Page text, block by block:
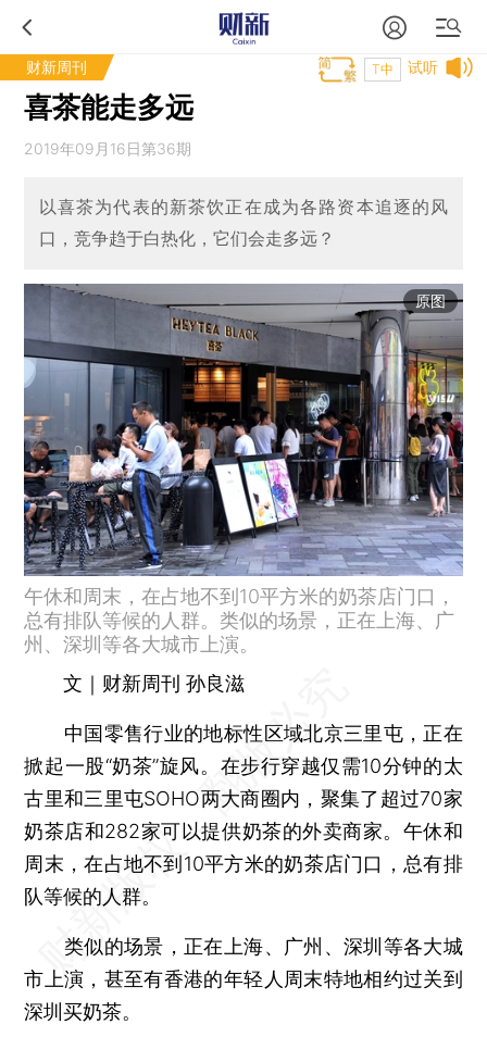
财新周刊 试听
T中
喜茶能走多远
2019年09月16日第36期
以喜茶为代表的新茶饮正在成为各路资本追逐的风
口，竞争趋于白热化，它们会走多远？
原图
午休和周末，在占地不到10平方米的奶茶店门口，
总有排队等候的人群。类似的场景，正在上海、广
州、深圳等各大城市上演。
文｜财新周刊 孙良滋
中国零售行业的地标性区域北京三里屯，正在
掀起一股“奶茶”旋风。在步行穿越仅需10分钟的太
古里和三里屯SOHO两大商圈内，聚集了超过70家
奶茶店和282家可以提供奶茶的外卖商家。午休和
周末，在占地不到10平方米的奶茶店门口，总有排
队等候的人群。
类似的场景，正在上海、广州、深圳等各大城
市上演，甚至有香港的年轻人周末特地相约过关到
深圳买奶茶。